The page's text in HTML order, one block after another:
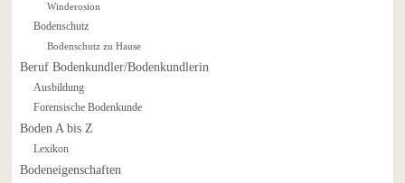
Winderosion
Bodenschutz
Bodenschutz zu Hause
Beruf Bodenkundler/Bodenkundlerin
Ausbildung
Forensische Bodenkunde
Boden A bis Z
Lexikon
Bodeneigenschaften